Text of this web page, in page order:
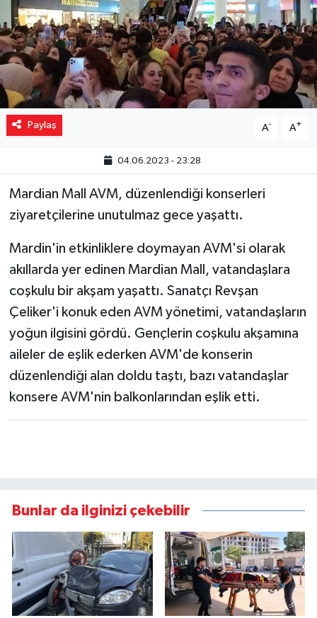
Paylaş A- A+
04.06.2023 - 23:28
Mardian Mall AVM, düzenlendiği konserleri
ziyaretçilerine unutulmaz gece yaşattı.
Mardin'in etkinliklere doymayan AVM'si olarak
akıllarda yer edinen Mardian Mall, vatandaşlara
coşkulu bir akşam yaşattı. Sanatçı Revşan
Çeliker'i konuk eden AVM yönetimi, vatandaşların
yoğun ilgisini gördü. Gençlerin coşkulu akşamına
aileler de eşlik ederken AVM'de konserin
düzenlendiği alan doldu taştı, bazı vatandaşlar
konsere AVM'nin balkonlarından eşlik etti.
Bunlar da ilginizi çekebilir
Resmi ilanlar